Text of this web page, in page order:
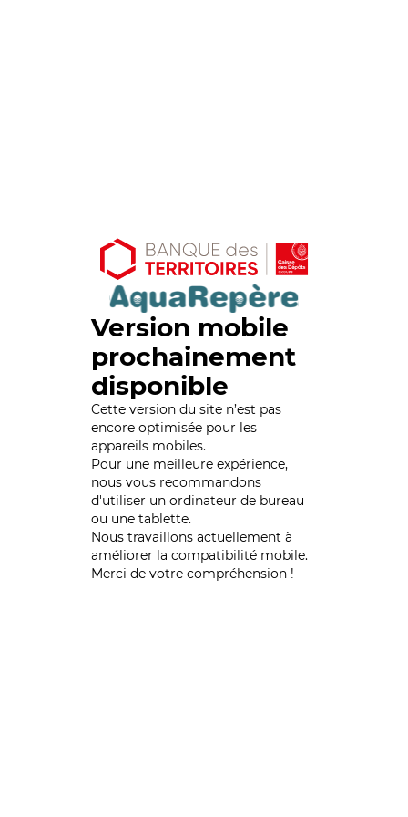
Version mobile
prochainement
disponible
Cette version du site n’est pas
encore optimisée pour les
appareils mobiles.
Pour une meilleure expérience,
nous vous recommandons
d'utiliser un ordinateur de bureau
ou une tablette.
Nous travaillons actuellement à
améliorer la compatibilité mobile.
Merci de votre compréhension !